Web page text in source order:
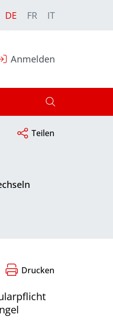
DE FR IT
Anmelden
Teilen
Drucken